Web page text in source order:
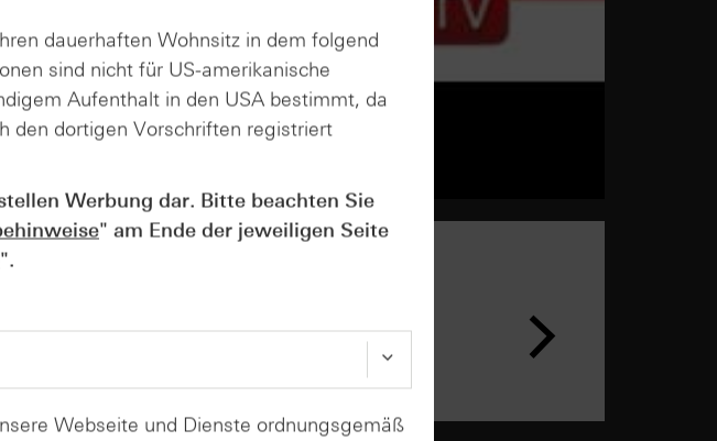
Kosten &
dauerhaften Wohnsitz in dem folgend
sind nicht für US-amerikanische
Aufenthalt in den USA bestimmt, da
den dortigen Vorschriften registriert
Werbung dar. Bitte beachten Sie
" am Ende der jeweiligen Seite
".
Webseite und Dienste ordnungsgemäß